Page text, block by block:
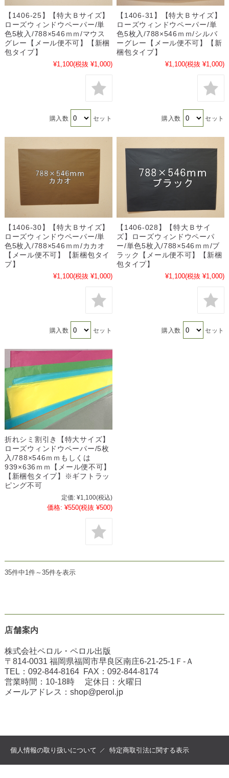
【1406-25】【特大Ｂサイズ】
ローズウィンドウペーパー/単
色5枚入/788×546ｍｍ/マウス
グレー【メール便不可】【新梱
包タイプ】
¥1,100(税抜 ¥1,000)
購入数 セット
【1406-31】【特大Ｂサイズ】
ローズウィンドウペーパー/単
色5枚入/788×546ｍｍ/シルバ
ーグレー【メール便不可】【新
梱包タイプ】
¥1,100(税抜 ¥1,000)
購入数 セット
【1406-30】【特大Ｂサイズ】
ローズウィンドウペーパー/単
色5枚入/788×546ｍｍ/カカオ
【メール便不可】【新梱包タイ
プ】
¥1,100(税抜 ¥1,000)
購入数 セット
【1406-028】【特大Ｂサイ
ズ】ローズウィンドウペーパ
ー/単色5枚入/788×546ｍｍ/ブ
ラック【メール便不可】【新梱
包タイプ】
¥1,100(税抜 ¥1,000)
購入数 セット
折れシミ割引き【特大サイズ】
ローズウィンドウペーパー/5枚
入/788×546ｍｍもしくは
939×636ｍｍ【メール便不可】
【新梱包タイプ】※ギフトラッ
ピング不可
定価: ¥1,100(税込)
価格: ¥550(税抜 ¥500)
35件中1件～35件を表示
店舗案内
株式会社ペロル・ペロル出版
〒814-0031 福岡県福岡市早良区南庄6-21-25-1Ｆ-Ａ
TEL： 092-844-8164FAX： 092-844-8174
営業時間：10-18時 定休日：火曜日
メールアドレス： shop@perol.jp
個人情報の取り扱いについて 特定商取引法に関する表示